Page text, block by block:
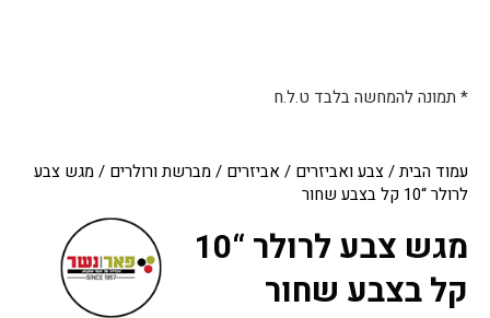
עמוד הבית/צבע ואביזרים / אביזרים /מברשת ורולרים / מגש צבע
לרולר “10 קל בצבע שחור
מגש צבע לרולר “10
קל בצבע שחור
* תמונה להמחשה בלבד ט.ל.ח